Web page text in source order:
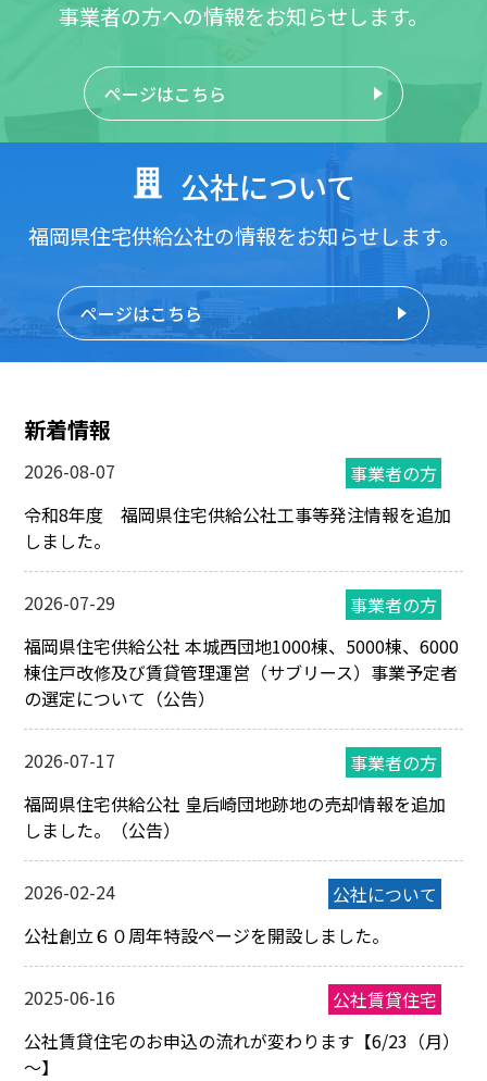
事業者の方への情報をお知らせします。
ページはこちら
公社について
福岡県住宅供給公社の情報をお知らせします。
ページはこちら
新着情報
2026-08-07
令和8年度 福岡県住宅供給公社工事等発注情報を追加
しました。
2026-07-29
福岡県住宅供給公社 本城西団地1000棟、5000棟、6000
棟住戸改修及び賃貸管理運営（サブリース）事業予定者
の選定について（公告）
2026-07-17
福岡県住宅供給公社 皇后崎団地跡地の売却情報を追加
しました。（公告）
2026-02-24
公社創立６０周年特設ページを開設しました。
2025-06-16
公社賃貸住宅のお申込の流れが変わります【6/23（月）
～】